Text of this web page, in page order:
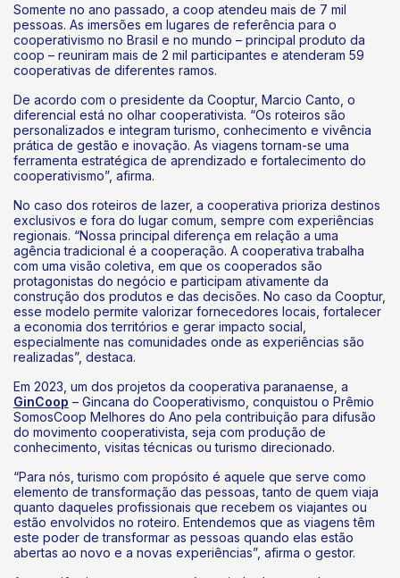
Somente no ano passado, a coop atendeu mais de 7 mil
pessoas. As imersões em lugares de referência para o
cooperativismo no Brasil e no mundo – principal produto da
coop – reuniram mais de 2 mil participantes e atenderam 59
cooperativas de diferentes ramos.
De acordo com o presidente da Cooptur, Marcio Canto, o
diferencial está no olhar cooperativista. “Os roteiros são
personalizados e integram turismo, conhecimento e vivência
prática de gestão e inovação. As viagens tornam-se uma
ferramenta estratégica de aprendizado e fortalecimento do
cooperativismo”, afirma.
No caso dos roteiros de lazer, a cooperativa prioriza destinos
exclusivos e fora do lugar comum, sempre com experiências
regionais. “Nossa principal diferença em relação a uma
agência tradicional é a cooperação. A cooperativa trabalha
com uma visão coletiva, em que os cooperados são
protagonistas do negócio e participam ativamente da
construção dos produtos e das decisões. No caso da Cooptur,
esse modelo permite valorizar fornecedores locais, fortalecer
a economia dos territórios e gerar impacto social,
especialmente nas comunidades onde as experiências são
realizadas”, destaca.
Em 2023, um dos projetos da cooperativa paranaense, a
GinCoop – Gincana do Cooperativismo, conquistou o Prêmio
SomosCoop Melhores do Ano pela contribuição para difusão
do movimento cooperativista, seja com produção de
conhecimento, visitas técnicas ou turismo direcionado.
“Para nós, turismo com propósito é aquele que serve como
elemento de transformação das pessoas, tanto de quem viaja
quanto daqueles profissionais que recebem os viajantes ou
estão envolvidos no roteiro. Entendemos que as viagens têm
este poder de transformar as pessoas quando elas estão
abertas ao novo e a novas experiências”, afirma o gestor.